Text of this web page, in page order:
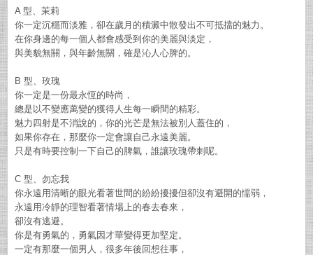
A 型、茉莉
你一定沉穩而淡雅，卻在歲月的積澱中散發出不可抵擋的魅力。
在你身邊的每一個人都會感受到你的美麗與淡定，
與美貌無關，與年齡無關，確是沁人心脾的。
B 型、玫瑰
你一定是一份最永恆的時尚，
總是以不變應萬變的獲得人生每一瞬間的精彩。
魅力四射是不消說的，你的光芒是無法被別人蓋住的，
如果你存在，那麼你一定會讓自己永遠美麗。
只是有時要控制一下自己的脾氣，誰讓玫瑰帶刺呢。
C 型、勿忘我
你永遠用清晰的眼光看著世間的紛紛擾擾但卻沒有避開的懦弱，
永遠用冷靜的理智看著情場上的春去春來，
卻沒有逃避。
你是有勇氣的，勇氣因才華變得更加堅定。
一定有那麼一個男人，很多年後回想往事，